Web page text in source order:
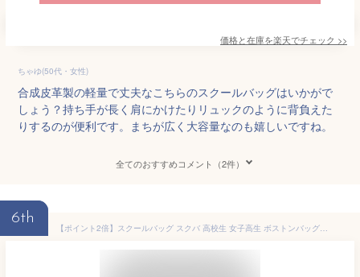
価格と在庫を楽天でチェック >>
ちゃゆ(50代・女性)
合成皮革製の軽量で丈夫なこちらのスクールバッグはいかがで
しょう？持ち手が長く肩にかけたりリュックのように背負えた
りするのが便利です。まちが広く大容量なのも嬉しいですね。
全てのおすすめコメント（2件）
6th
【ポイント2倍】スクールバッグ スクバ 高校生 女子高生 ボストンバッグ カバン 大容量 学生 合皮 学校 ショルダー サブバッグ レザー 革 中学生 かわいい 可愛い a4対応 スクバ安い バッグ学校 パック 修学旅行 大きい 中学生 レディース PU 軽い 防水 長時間 かわいい